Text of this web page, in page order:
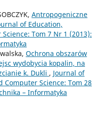
Antropogeniczne
of Education,
Tom 7 Nr 1 (2013):
Ochrona obszarów
wydobycia kopalin, na
k. Dukli , Journal of
Computer Science: Tom 28
– Informatyka